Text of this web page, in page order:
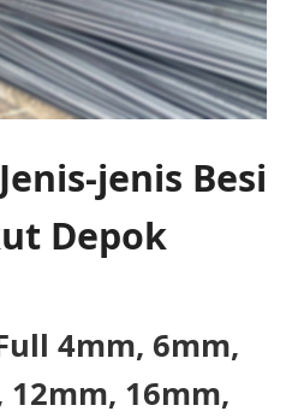
jenis Besi
Depok
4mm, 6mm,
16mm,